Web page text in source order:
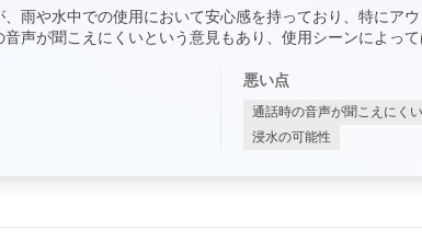
雨や水中での使用において安心感を持っており、特にア
声が聞こえにくいという意見もあり、使用シーンによっ
悪い点
通話時の音声が聞こえにくい
浸水の可能性